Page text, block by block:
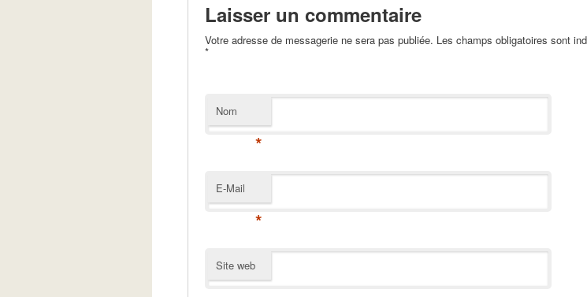
Laisser un commentaire
Votre adresse de messagerie ne sera pas publiée. Les champs obligatoires sont
*
Nom
*
E-Mail
*
Site web